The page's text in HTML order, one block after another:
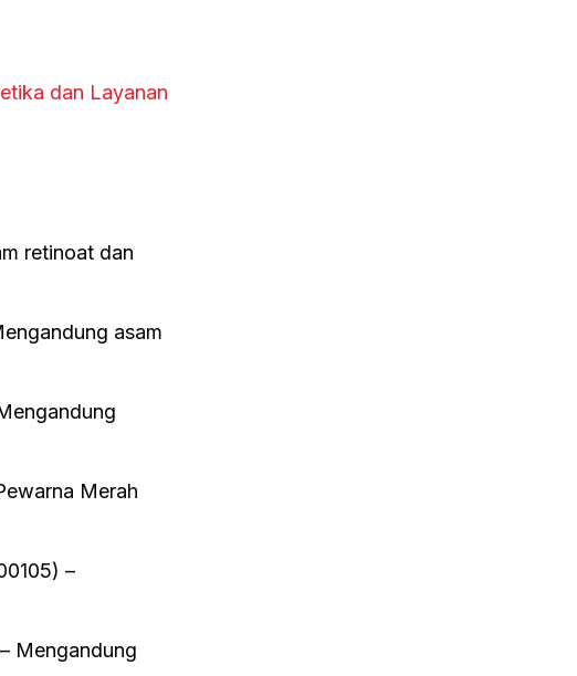
dan Layanan
retinoat dan
asam
Merah
–
Mengandung